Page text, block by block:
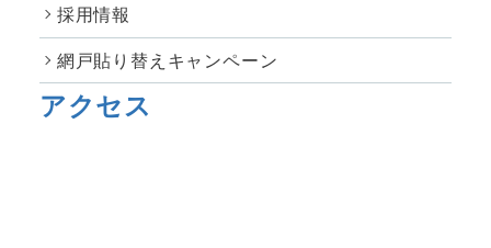
採用情報
網戸貼り替えキャンペーン
アクセス